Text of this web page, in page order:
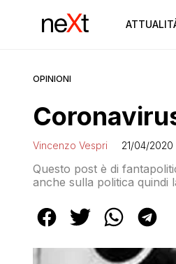
OPINIONI
Vincenzo Vespri 21/04/2020
Questo post è di
anche sulla politica quindi
proprio di sbagliarmi e